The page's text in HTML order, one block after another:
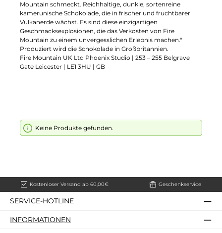
Mountain schmeckt. Reichhaltige, dunkle, sortenreine
kamerunische Schokolade, die in frischer und fruchtbarer
Vulkanerde wächst. Es sind diese einzigartigen
Geschmacksexplosionen, die das Verkosten von Fire
Mountain zu einem unvergesslichen Erlebnis machen."
Produziert wird die Schokolade in Großbritannien.
Fire Mountain UK Ltd Phoenix Studio | 253 – 255 Belgrave
Gate Leicester | LE1 3HU | GB
Keine Produkte gefunden.
Kostenloser Versand ab 60,00€ Geschenkservice
SERVICE-HOTLINE
INFORMATIONEN